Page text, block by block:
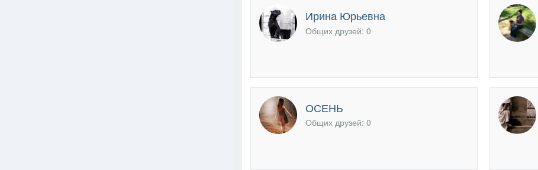
Ирина Юрьевна
Общих друзей: 0
ОСЕНЬ
Общих друзей: 0